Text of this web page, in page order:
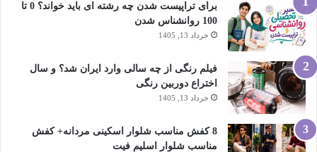
برای تراپیست شدن چه رشته ای باید خواند؟ 0 تا
100 روانشناس شدن
خرداد 13, 1405
فیلم رنگی از چه سالی وارد ایران شد؟ و سال
اختراع دوربین رنگی
خرداد 13, 1405
8 کفش مناسب شلوار اسکینی مردانه+ کفش
مناسب شلوار اسلیم فیت